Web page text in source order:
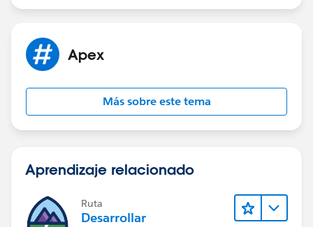
     	{
	    }
    }
Apex
Más sobre este tema
Aprendizaje relacionado
Ruta
Desarrollar